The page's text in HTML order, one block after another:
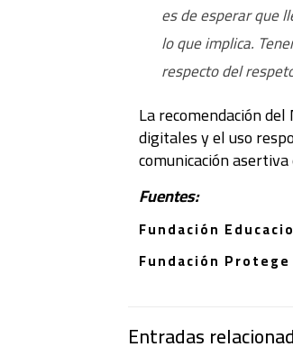
es de esperar que
lo que implica.
respecto del
La recomendación
digitales y el uso
comunicación
Fuentes:
Fundación
Fundación
Entradas